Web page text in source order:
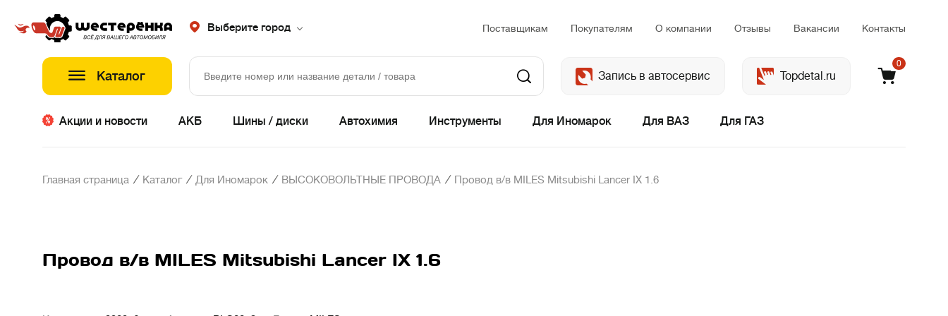
Выберите город Поставщикам Покупателям О компании Отзывы Вакансии Контакты
Каталог Запись в автосервис Topdetal.ru
0
Акции и новости АКБ Шины / диски Автохимия Инструменты Для Иномарок Для ВАЗ Для ГАЗ
Главная страница / Каталог / Для Иномарок / ВЫСОКОВОЛЬТНЫЕ ПРОВОДА / Провод в/в MILES Mitsubishi Lancer IX 1.6
Провод в/в MILES Mitsubishi Lancer IX 1.6